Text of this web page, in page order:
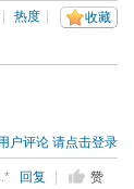
收藏
| 热度 |
户评论 请点击登录
回复 赞